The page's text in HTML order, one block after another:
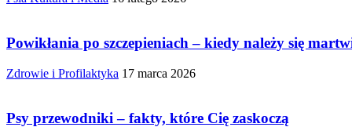
Powikłania po szczepieniach – kiedy należy się
Zdrowie i Profilaktyka 17 marca 2026
Psy przewodniki – fakty, które Cię zaskoczą